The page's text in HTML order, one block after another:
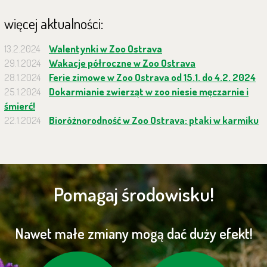
więcej aktualności:
13.2.2024
Walentynki w Zoo Ostrava
29.1.2024
Wakacje półroczne w Zoo Ostrava
28.1.2024
Ferie zimowe w Zoo Ostrava od 15.1. do 4.2. 2024
25.1.2024
Dokarmianie zwierząt w zoo niesie męczarnie i
śmierć!
22.1.2024
Bioróżnorodność w Zoo Ostrava: ptaki w karmiku
Pomagaj środowisku!
Nawet małe zmiany mogą dać duży efekt!